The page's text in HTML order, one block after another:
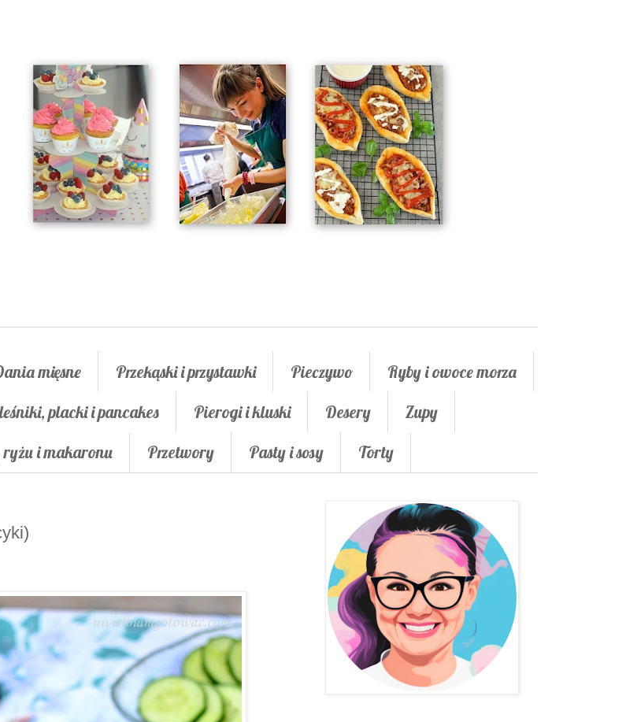
mięsne Przekąski i przystawki Pieczywo
Ryby i owoce morza
placki i pancakes Pierogi i kluski Desery
Zupy
i makaronu Przetwory Pasty i sosy Torty